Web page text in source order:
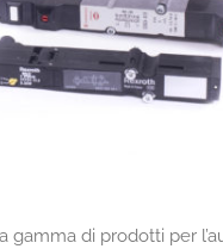
gamma di prodotti per